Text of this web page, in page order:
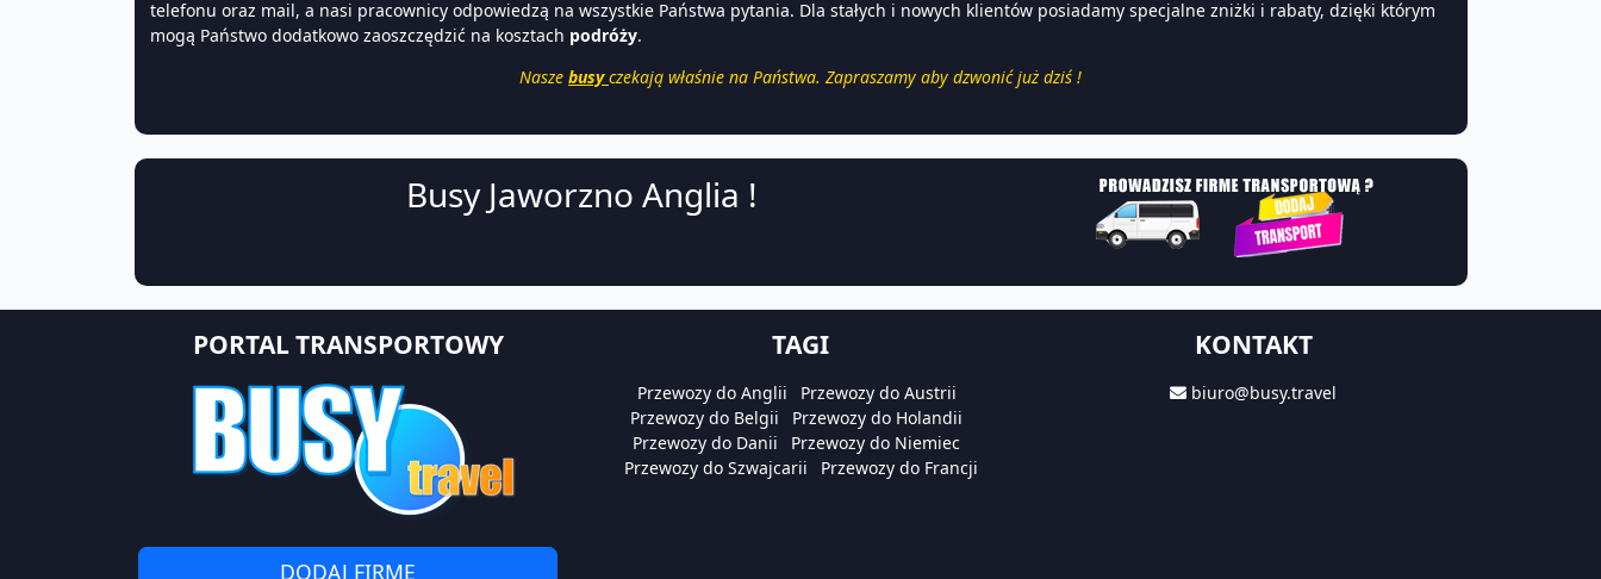
telefonu oraz mail, a nasi pracownicy odpowiedzą na wszystkie Państwa pytania. Dla stałych i nowych klientów posiadamy specjalne zniżki i rabaty, dzięki którym
mogą Państwo dodatkowo zaoszczędzić na kosztach podróży.
Nasze busyczekają właśnie na Państwa. Zapraszamy aby dzwonić już dziś !
Busy Jaworzno Anglia !
PORTAL TRANSPORTOWY
DODAJ FIRMĘ
TAGI
Przewozy do Anglii
Przewozy do Austrii
Przewozy do Belgii
Przewozy do Holandii
Przewozy do Danii
Przewozy do Niemiec
Przewozy do Szwajcarii
Przewozy do Francji
KONTAKT
biuro@busy.travel